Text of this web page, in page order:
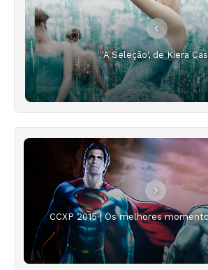
'A Seleção', de Kiera
CCXP 2015 | Os melhores